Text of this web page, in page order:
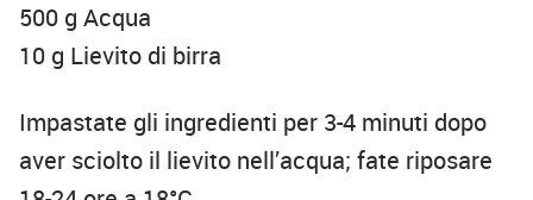
500 g Acqua
10 g Lievito di birra
Impastate gli ingredienti per 3-4 minuti dopo
aver sciolto il lievito nell’acqua; fate riposare